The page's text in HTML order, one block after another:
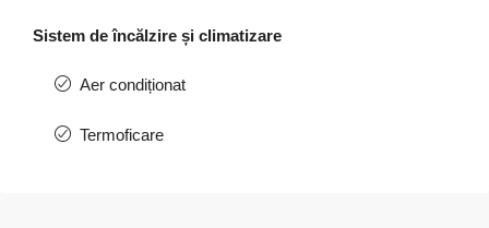
Sistem de încălzire și climatizare
Aer condiționat
Termoficare